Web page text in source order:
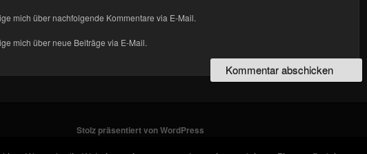
mich über nachfolgende Kommentare via E-Mail.
mich über neue Beiträge via E-Mail.
Stolz präsentiert von WordPress